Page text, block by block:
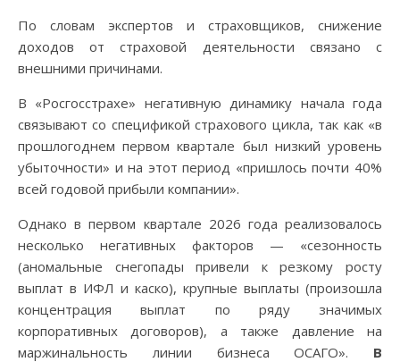
По словам экспертов и страховщиков, снижение
доходов от страховой деятельности связано с
внешними причинами.
В «Росгосстрахе» негативную динамику начала года
связывают со спецификой страхового цикла, так как «в
прошлогоднем первом квартале был низкий уровень
убыточности» и на этот период «пришлось почти 40%
всей годовой прибыли компании».
Однако в первом квартале 2026 года реализовалось
несколько негативных факторов — «сезонность
(аномальные снегопады привели к резкому росту
выплат в ИФЛ и каско), крупные выплаты (произошла
концентрация выплат по ряду значимых
корпоративных договоров), а также давление на
маржинальность линии бизнеса ОСАГО». В